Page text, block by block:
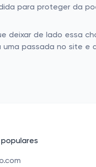
para proteger da
deixar de lado essa
passada no site e
populares